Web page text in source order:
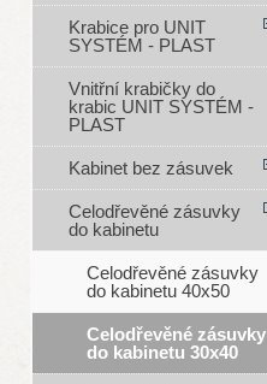
Krabice pro UNIT
SYSTÉM - PLAST
Vnitřní krabičky do
krabic UNIT SYSTÉM -
PLAST
Kabinet bez zásuvek
Celodřevěné zásuvky
do kabinetu
Celodřevěné zásuvky
do kabinetu 40x50
Celodřevěné zásuvky
do kabinetu 30x40